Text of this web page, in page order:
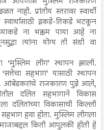
नाही. प्रांतीय स्तरावर स्वार्थी
इकडे-तिकडे भटकून
ना भक्कम पाया आहे ना
त्यांना योग्य ती संधी वा
‘मुस्लिम लीग’ स्थापन झाली.
सहभाग’ यासाठी स्थापन
आंबेडकरांचे राजकारण पुढे आले,
दलित सहभागाने विकास
दलितांच्या विकासाची किल्ली
सहभाग हवा होता. मुस्लिम लीगला
किती आपुलकी होती हे